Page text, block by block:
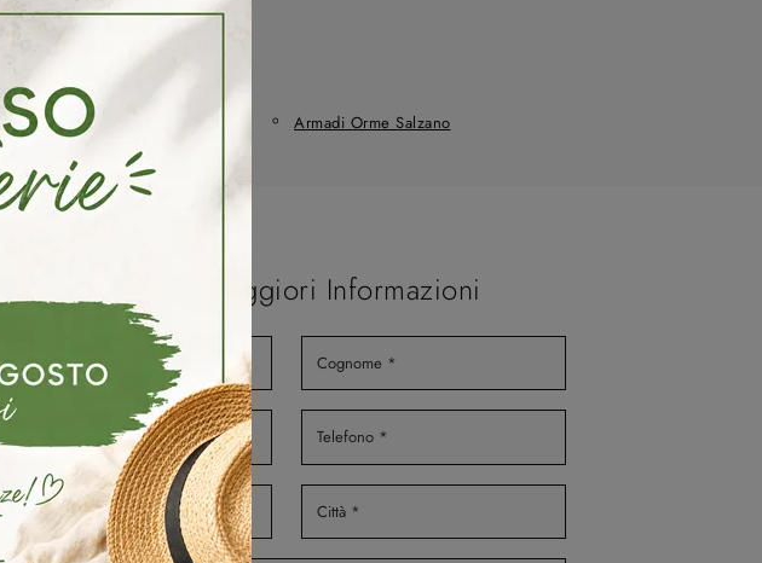
Armadi Orme Santa Maria Di Sala Armadi Orme Salzano
Richiedi Maggiori Informazioni